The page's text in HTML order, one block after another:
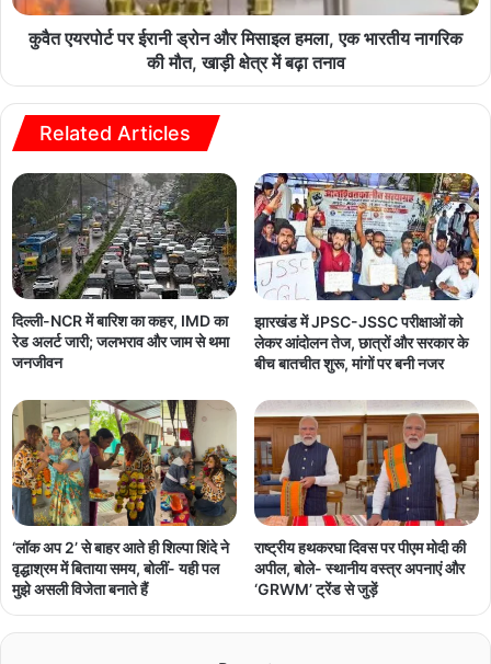
कुवैत एयरपोर्ट पर ईरानी ड्रोन और मिसाइल हमला, एक भारतीय नागरिक
की मौत, खाड़ी क्षेत्र में बढ़ा तनाव
Related Articles
दिल्ली-NCR में बारिश का कहर, IMD का
रेड अलर्ट जारी; जलभराव और जाम से थमा
जनजीवन
झारखंड में JPSC-JSSC परीक्षाओं को
लेकर आंदोलन तेज, छात्रों और सरकार के
बीच बातचीत शुरू, मांगों पर बनी नजर
‘लॉक अप 2’ से बाहर आते ही शिल्पा शिंदे ने
वृद्धाश्रम में बिताया समय, बोलीं- यही पल
मुझे असली विजेता बनाते हैं
राष्ट्रीय हथकरघा दिवस पर पीएम मोदी की
अपील, बोले- स्थानीय वस्त्र अपनाएं और
‘GRWM’ ट्रेंड से जुड़ें